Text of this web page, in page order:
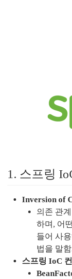
1. 스프링
Inversion of
의존 관
하며, 어
들어 사
법을 말
스프링 IoC